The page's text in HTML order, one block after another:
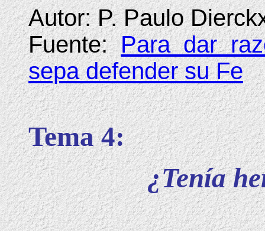
Autor: P. Paulo
Fuente:Para dar
sepa defender su Fe
Tema 4:
¿Tenía